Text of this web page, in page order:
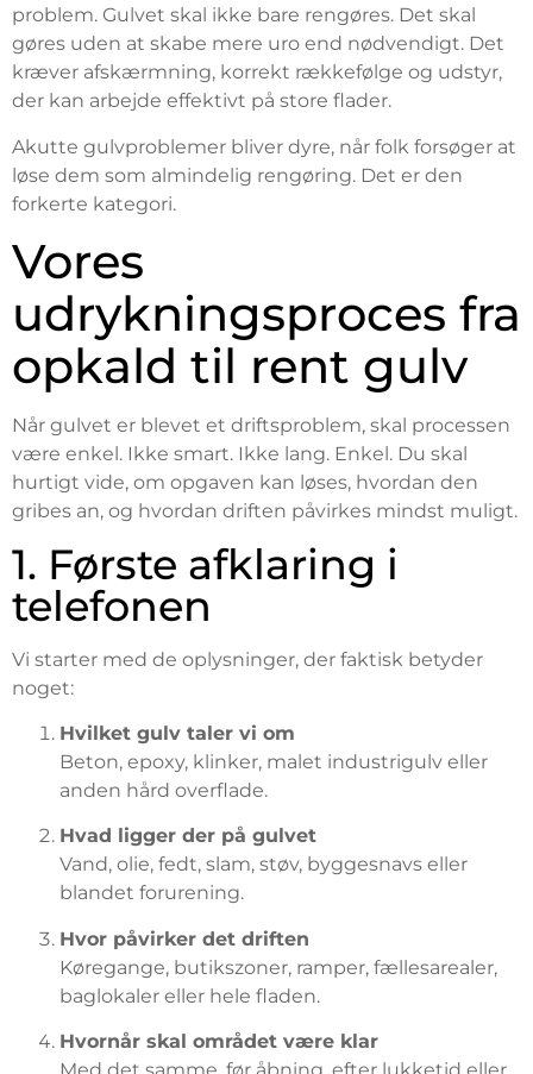
problem. Gulvet skal ikke bare rengøres. Det skal
gøres uden at skabe mere uro end nødvendigt. Det
kræver afskærmning, korrekt rækkefølge og udstyr,
der kan arbejde effektivt på store flader.
Akutte gulvproblemer bliver dyre, når folk forsøger at
løse dem som almindelig rengøring. Det er den
forkerte kategori.
Vores
udrykningsproces fra
opkald til rent gulv
Når gulvet er blevet et driftsproblem, skal processen
være enkel. Ikke smart. Ikke lang. Enkel. Du skal
hurtigt vide, om opgaven kan løses, hvordan den
gribes an, og hvordan driften påvirkes mindst muligt.
1. Første afklaring i
telefonen
Vi starter med de oplysninger, der faktisk betyder
noget:
Hvilket gulv taler vi om
Beton, epoxy, klinker, malet industrigulv eller
anden hård overflade.
Hvad ligger der på gulvet
Vand, olie, fedt, slam, støv, byggesnavs eller
blandet forurening.
Hvor påvirker det driften
Køregange, butikszoner, ramper, fællesarealer,
baglokaler eller hele fladen.
Hvornår skal området være klar